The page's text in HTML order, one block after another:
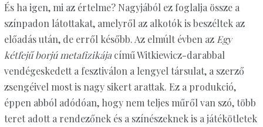
És ha igen, mi az értelme? Nagyjából ez foglalja össze a
színpadon látottakat, amelyről az alkotók is beszéltek az
előadás után, de erről később. Az elmúlt évben az Egy
kétfejű borjú metafizikájacímű Witkiewicz-darabbal
vendégeskedett a fesztiválon a lengyel társulat, a szerző
zsengéivel most is nagy sikert arattak. Ez a produkció,
éppen abból adódóan, hogy nem teljes műről van szó, több
teret adott a rendezőnek és a színészeknek is a játékötletek